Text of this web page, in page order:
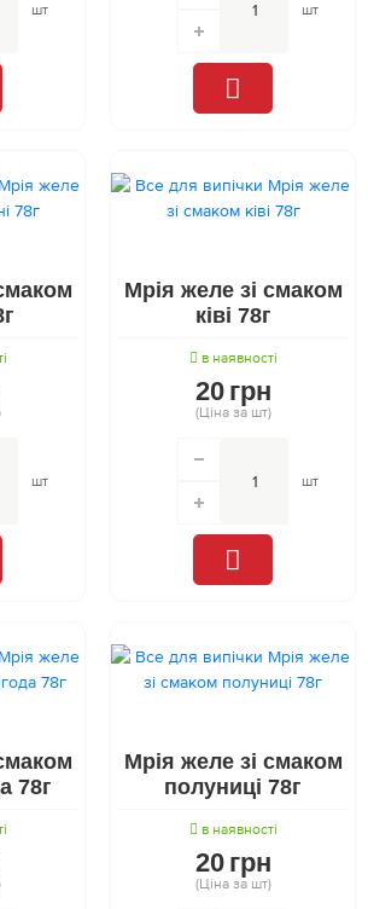
шт шт
шт
Мрія желе зі смаком
ківі 78г
в наявності
20 грн
(Ціна за шт)
шт
78г
Мрія желе зі смаком
полуниці 78г
в наявності
20 грн
(Ціна за шт)